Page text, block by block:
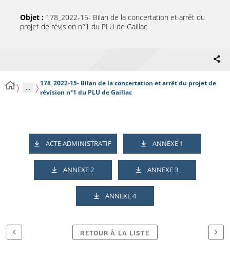
Objet : 178_2022-15- Bilan de la concertation et arrêt du
projet de révision n°1 du PLU de Gaillac
...
178_2022-15- Bilan de la concertation et arrêt du projet de
révision n°1 du PLU de Gaillac
ACTE ADMINISTRATIF ANNEXE 1
ANNEXE 2 ANNEXE 3
ANNEXE 4
RETOUR À LA LISTE